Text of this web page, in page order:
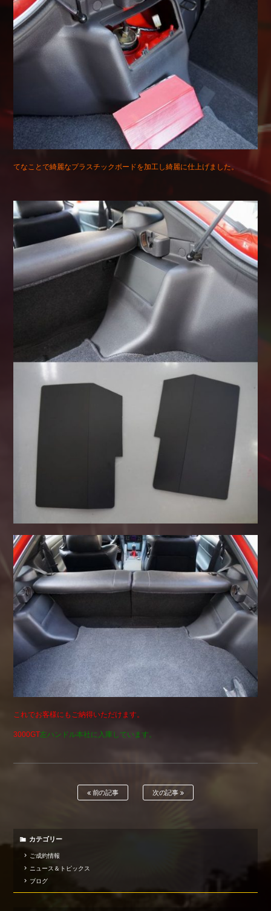
てなことで綺麗なプラスチックボードを加工し綺麗に仕上げました。
これでお客様にもご納得いただけます。
3000GT左ハンドル本社に入庫しています。
前の記事 次の記事
カテゴリー
ご成約情報
ニュース＆トピックス
ブログ